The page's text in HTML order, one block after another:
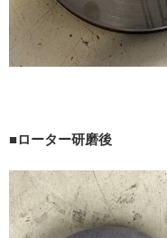
■ローター研磨後